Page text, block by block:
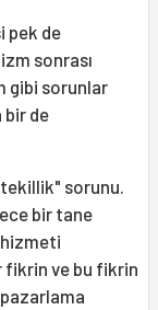
pek de
sonrası
gibi sorunlar
bir de
sorunu.
bir tane
fikrin ve bu fikrin